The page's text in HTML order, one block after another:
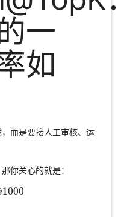
一
如
而是要接人工审核、运
你关心的就是：
1000